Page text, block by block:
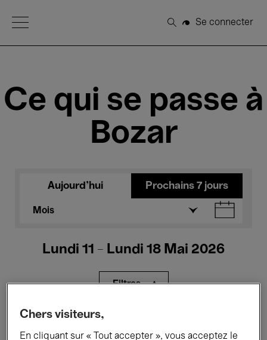
Open Menu
Rechercher
Se connecter
Ce qui se passe à
Bozar
Aujourd'hui Prochains 7 jours
Mois
Lundi 11 - Lundi 18 Mai 2026
Filtres
Chers visiteurs,
En cliquant sur « Tout accepter », vous acceptez le